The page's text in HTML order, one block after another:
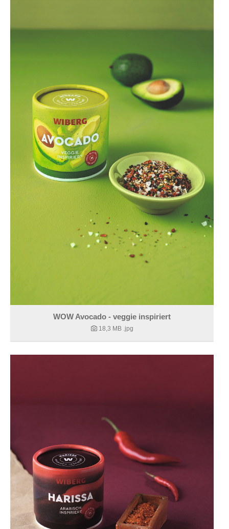
WOW Avocado - veggie inspiriert
18,3 MB .jpg